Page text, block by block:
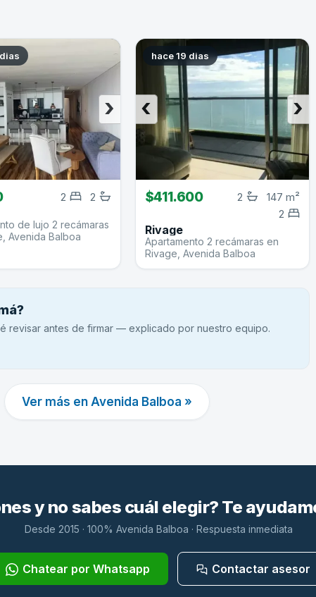
›
2
2
de lujo 2 recámaras
Avenida Balboa
hace 19 dias
›
‹
$411.600 147 m²
2
2
Rivage
Apartamento 2 recámaras en
Rivage, Avenida Balboa
revisar antes de firmar — explicado por nuestro equipo.
Ver más en Avenida Balboa »
y no sabes cuál elegir? Te
Desde 2015 · 100% Avenida Balboa · Respuesta inmediata
Chatear por Whatsapp Contactar asesor